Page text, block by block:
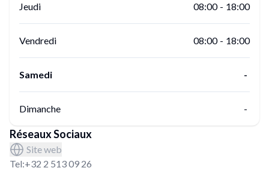
Jeudi 08:00 - 18:00
Vendredi 08:00 - 18:00
Samedi -
Dimanche -
Réseaux Sociaux
Site web
Tel:+32 2 513 09 26